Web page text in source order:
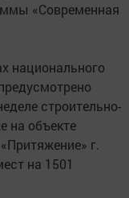
«Современная
национального
строительно-
на объекте
г.
на 1501